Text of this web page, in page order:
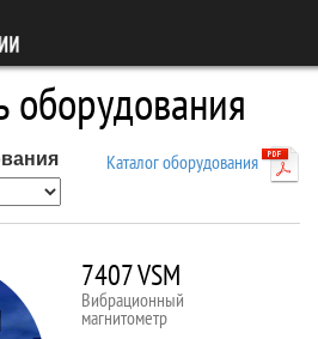
оборудования
Каталог оборудования
7407 VSM
Вибрационный
магнитометр